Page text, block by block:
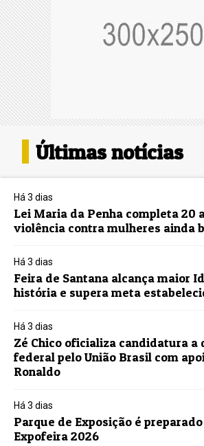
Últimas notícias
Há 3 dias
Lei Maria da Penha completa 20
violência contra mulheres ainda
Há 3 dias
Feira de Santana alcança maior
história e supera meta
Há 3 dias
Zé Chico oficializa candidatura a
federal pelo União Brasil com
Ronaldo
Há 3 dias
Parque de Exposição é
Expofeira 2026